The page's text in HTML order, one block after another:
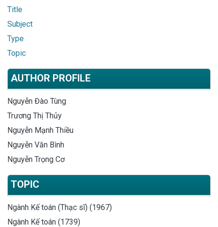
Title
Subject
Type
Topic
AUTHOR PROFILE
Nguyễn Đào Tùng
Trương Thị Thủy
Nguyễn Mạnh Thiều
Nguyễn Văn Bình
Nguyễn Trọng Cơ
TOPIC
Ngành Kế toán (Thạc sĩ) (1967)
Ngành Kế toán (1739)